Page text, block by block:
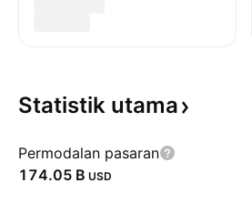
Statistik utama
Permodalan pasaran
‪174.05 B‬ USD